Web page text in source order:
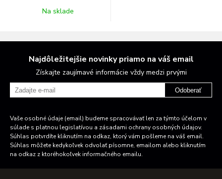
Na sklade
Najdôležitejšie novinky priamo na váš email
Získajte zaujímavé informácie vždy medzi prvými
Odoberať
Vaše osobné údaje (email) budeme spracovávať len za týmto účelom v
súlade s platnou legislatívou a zásadami ochrany osobných údajov.
Súhlas potvrdíte kliknutím na odkaz, ktorý vám pošleme na váš email.
Súhlas môžete kedykoľvek odvolať písomne, emailom alebo kliknutím
na odkaz z ktoréhokoľvek informačného emailu.